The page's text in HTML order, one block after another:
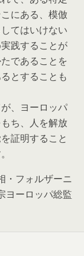
にある、模倣
てはいけない
践することが
であることを
とすることも
、ヨーロッパ
ち、人を解放
証明すること
・フォルザーニ
ヨーロッパ総監